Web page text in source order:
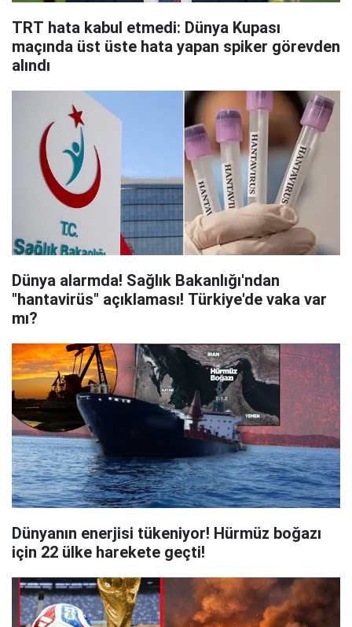
TRT hata kabul etmedi: Dünya Kupası
maçında üst üste hata yapan spiker görevden
alındı
Dünya alarmda! Sağlık Bakanlığı'ndan
"hantavirüs" açıklaması! Türkiye'de vaka var
mı?
Dünyanın enerjisi tükeniyor! Hürmüz boğazı
için 22 ülke harekete geçti!